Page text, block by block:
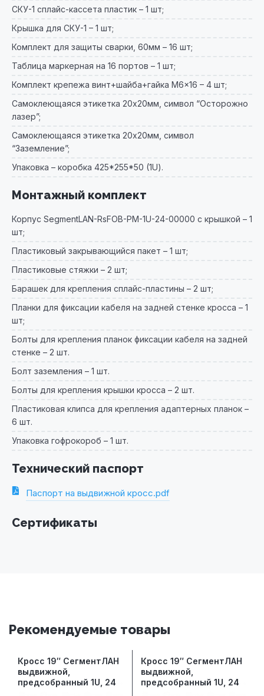
СКУ-1 сплайс-кассета пластик – 1 шт;
Крышка для СКУ-1 – 1 шт;
Комплект для защиты сварки, 60мм – 16 шт;
Таблица маркерная на 16 портов – 1 шт;
Комплект крепежа винт+шайба+гайка M6x16 – 4 шт;
Самоклеющаяся этикетка 20х20мм, символ “Осторожно
лазер”;
Самоклеющаяся этикетка 20х20мм, символ
“Заземление”;
Упаковка – коробка 425*255*50 (1U).
Монтажный комплект
Корпус SegmentLAN-RsFOB-PM-1U-24-00000 с крышкой – 1
шт;
Пластиковый закрывающийся пакет – 1 шт;
Пластиковые стяжки – 2 шт;
Барашек для крепления сплайс-пластины – 2 шт;
Планки для фиксации кабеля на задней стенке кросса – 1
шт;
Болты для крепления планок фиксации кабеля на задней
стенке – 2 шт.
Болт заземления – 1 шт.
Болты для крепления крышки кросса – 2 шт.
Пластиковая клипса для крепления адаптерных планок –
6 шт.
Упаковка гофрокороб – 1 шт.
Технический паспорт
Паспорт на выдвижной кросс.pdf
Сертификаты
Рекомендуемые товары
Кросс 19″ СегментЛАН
выдвижной,
предсобранный 1U, 24
Кросс 19″ СегментЛАН
выдвижной,
предсобранный 1U, 24